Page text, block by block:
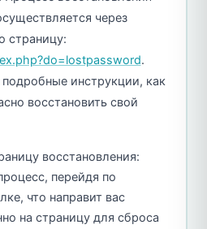
через
страницу:
.
инструкции, как
восстановить свой
восстановления:
перейдя по
что направит вас
на страницу для сброса